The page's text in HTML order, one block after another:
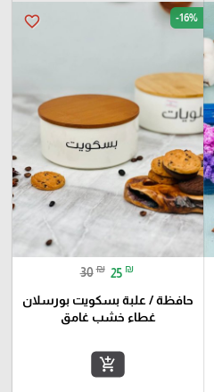
favorite_border -16%
30 ₪ 25 ₪
حافظة / علبة بسكويت بورسلان
غطاء خشب غامق
add_shopping_cart